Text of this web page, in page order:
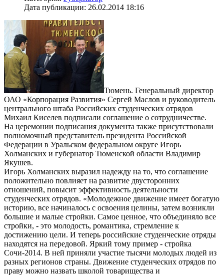
Дата публикации: 26.02.2014 18:16
Тюмень. Генеральный директор
ОАО «Корпорация Развития» Сергей Маслов и руководитель
центрального штаба Российских студенческих отрядов
Михаил Киселев подписали соглашение о сотрудничестве.
На церемонии подписания документа также присутствовали
полномочный представитель президента Российской
Федерации в Уральском федеральном округе Игорь
Холманских и губернатор Тюменской области Владимир
Якушев.
Игорь Холманских выразил надежду на то, что соглашение
положительно повлияет на развитие двусторонних
отношений, повысит эффективность деятельности
студенческих отрядов. «Молодежное движение имеет богатую
историю, все начиналось с освоения целины, затем возникли
большие и малые стройки. Самое ценное, что объединяло все
стройки, - это молодость, романтика, стремление к
достижению цели. И теперь российские студенческие отряды
находятся на передовой. Яркий тому пример - стройка
Сочи-2014. В ней приняли участие тысячи молодых людей из
разных регионов страны. Движение студенческих отрядов по
праву можно назвать школой товарищества и